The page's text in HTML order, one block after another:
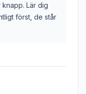
Lär dig
först, de står